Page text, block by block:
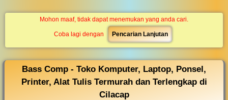
Mohon maaf, tidak dapat menemukan yang anda cari.
Coba lagi dengan Pencarian Lanjutan
Bass Comp - Toko Komputer, Laptop, Ponsel,
Printer, Alat Tulis Termurah dan Terlengkap di
Cilacap